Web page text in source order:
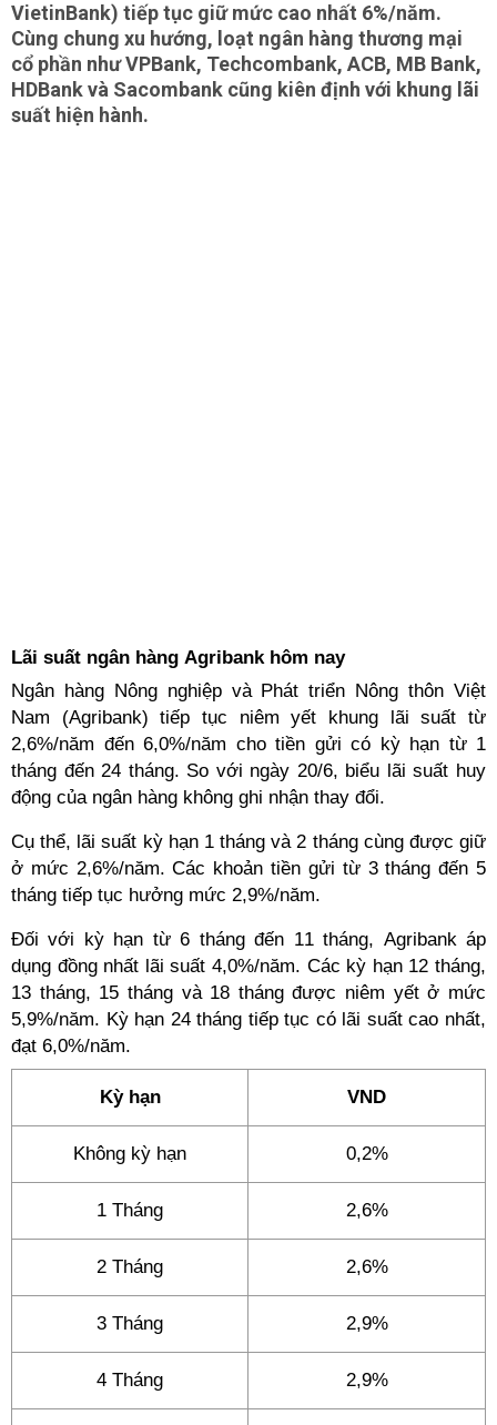
VietinBank) tiếp tục giữ mức cao nhất 6%/năm.
Cùng chung xu hướng, loạt ngân hàng thương mại
cổ phần như VPBank, Techcombank, ACB, MB Bank,
HDBank và Sacombank cũng kiên định với khung lãi
suất hiện hành.
Lãi suất ngân hàng Agribank hôm nay
Ngân hàng Nông nghiệp và Phát triển Nông thôn Việt
Nam (Agribank) tiếp tục niêm yết khung lãi suất từ
2,6%/năm đến 6,0%/năm cho tiền gửi có kỳ hạn từ 1
tháng đến 24 tháng. So với ngày 20/6, biểu lãi suất huy
động của ngân hàng không ghi nhận thay đổi.
Cụ thể, lãi suất kỳ hạn 1 tháng và 2 tháng cùng được giữ
ở mức 2,6%/năm. Các khoản tiền gửi từ 3 tháng đến 5
tháng tiếp tục hưởng mức 2,9%/năm.
Đối với kỳ hạn từ 6 tháng đến 11 tháng, Agribank áp
dụng đồng nhất lãi suất 4,0%/năm. Các kỳ hạn 12 tháng,
13 tháng, 15 tháng và 18 tháng được niêm yết ở mức
5,9%/năm. Kỳ hạn 24 tháng tiếp tục có lãi suất cao nhất,
đạt 6,0%/năm.
Kỳ hạn VND
Không kỳ hạn 0,2%
1 Tháng 2,6%
2 Tháng 2,6%
3 Tháng 2,9%
4 Tháng 2,9%